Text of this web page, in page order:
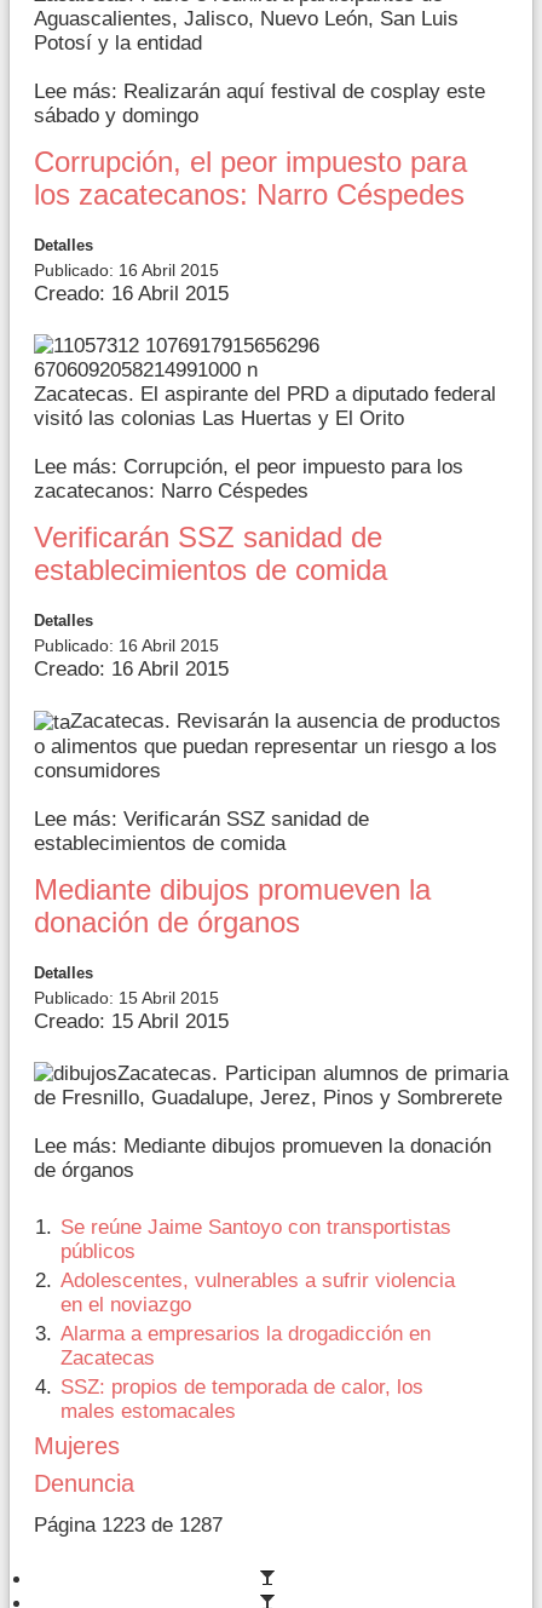
Aguascalientes, Jalisco, Nuevo León, San Luis
Potosí y la entidad
Lee más: Realizarán aquí festival de cosplay este
sábado y domingo
Corrupción, el peor impuesto para
los zacatecanos: Narro Céspedes
Detalles
Publicado: 16 Abril 2015
Creado: 16 Abril 2015
Zacatecas. El aspirante del PRD a diputado federal
visitó las colonias Las Huertas y El Orito
Lee más: Corrupción, el peor impuesto para los
zacatecanos: Narro Céspedes
Verificarán SSZ sanidad de
establecimientos de comida
Detalles
Publicado: 16 Abril 2015
Creado: 16 Abril 2015
Zacatecas. Revisarán la ausencia de productos
o alimentos que puedan representar un riesgo a los
consumidores
Lee más: Verificarán SSZ sanidad de
establecimientos de comida
Mediante dibujos promueven la
donación de órganos
Detalles
Publicado: 15 Abril 2015
Creado: 15 Abril 2015
Zacatecas. Participan alumnos de primaria
de Fresnillo, Guadalupe, Jerez, Pinos y Sombrerete
Lee más: Mediante dibujos promueven la donación
de órganos
Se reúne Jaime Santoyo con transportistas
públicos
Adolescentes, vulnerables a sufrir violencia
en el noviazgo
Alarma a empresarios la drogadicción en
Zacatecas
SSZ: propios de temporada de calor, los
males estomacales
Mujeres
Denuncia
Página 1223 de 1287